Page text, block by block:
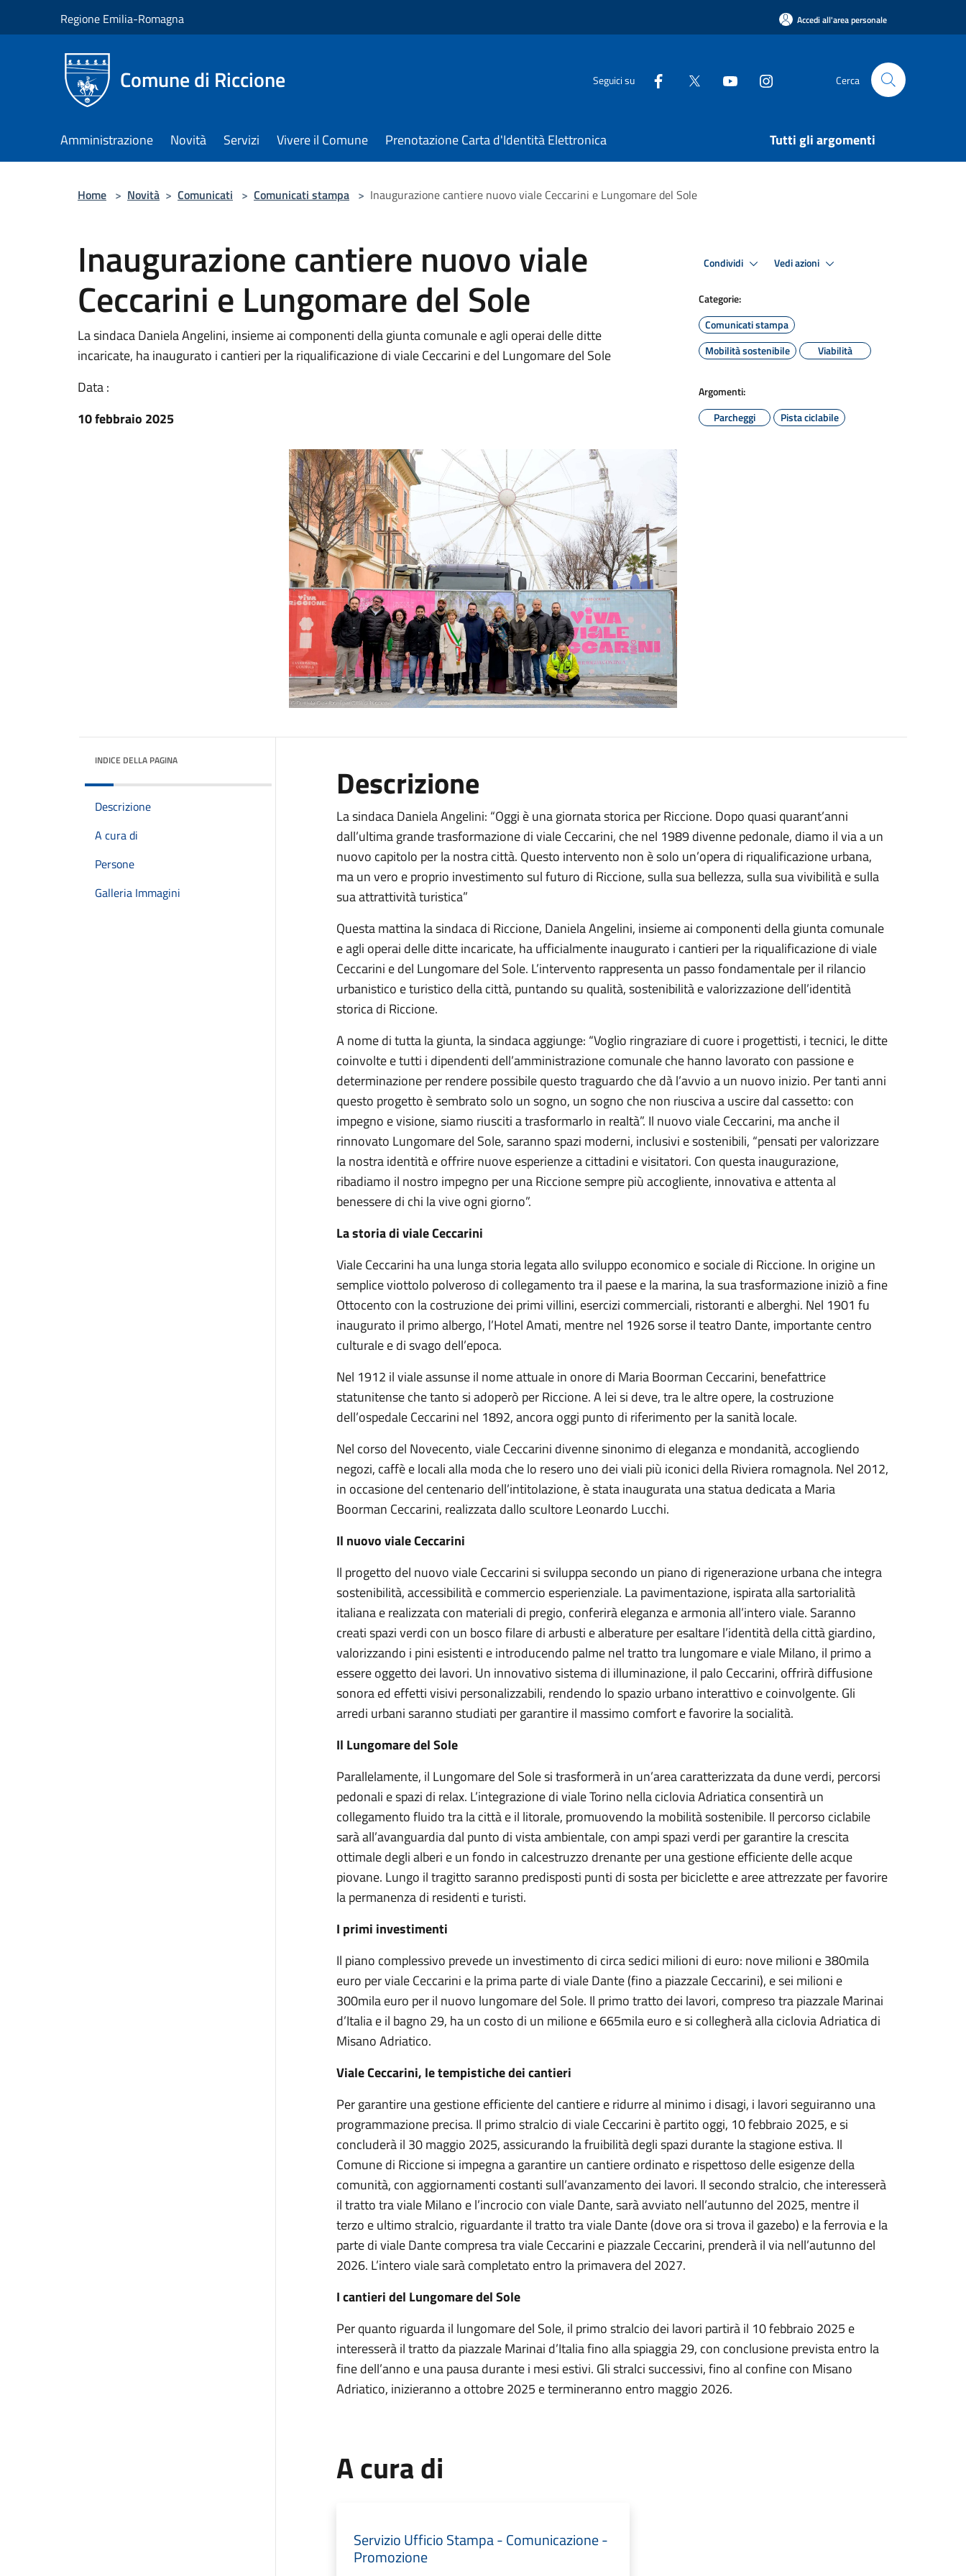
Regione Emilia-Romagna Accedi all'area personale
Comune di Riccione Seguici su Cerca
Amministrazione Novità Servizi Vivere il Comune Prenotazione Carta d'Identità Elettronica Tutti gli argomenti
Home > Novità > Comunicati > Comunicati stampa > Inaugurazione cantiere nuovo viale Ceccarini e Lungomare del Sole
Inaugurazione cantiere nuovo viale
Ceccarini e Lungomare del Sole
La sindaca Daniela Angelini, insieme ai componenti della giunta comunale e agli operai delle ditte
incaricate, ha inaugurato i cantieri per la riqualificazione di viale Ceccarini e del Lungomare del Sole
Data :
10 febbraio 2025
Condividi Vedi azioni
Categorie:
Comunicati stampa
Mobilità sostenibile
Viabilità
Argomenti:
Parcheggi
Pista ciclabile
INDICE DELLA PAGINA
Descrizione
A cura di
Persone
Galleria Immagini
Descrizione
La sindaca Daniela Angelini: “Oggi è una giornata storica per Riccione. Dopo quasi quarant’anni
dall’ultima grande trasformazione di viale Ceccarini, che nel 1989 divenne pedonale, diamo il via a un
nuovo capitolo per la nostra città. Questo intervento non è solo un’opera di riqualificazione urbana,
ma un vero e proprio investimento sul futuro di Riccione, sulla sua bellezza, sulla sua vivibilità e sulla
sua attrattività turistica”
Questa mattina la sindaca di Riccione, Daniela Angelini, insieme ai componenti della giunta comunale
e agli operai delle ditte incaricate, ha ufficialmente inaugurato i cantieri per la riqualificazione di viale
Ceccarini e del Lungomare del Sole. L’intervento rappresenta un passo fondamentale per il rilancio
urbanistico e turistico della città, puntando su qualità, sostenibilità e valorizzazione dell’identità
storica di Riccione.
A nome di tutta la giunta, la sindaca aggiunge: “Voglio ringraziare di cuore i progettisti, i tecnici, le ditte
coinvolte e tutti i dipendenti dell’amministrazione comunale che hanno lavorato con passione e
determinazione per rendere possibile questo traguardo che dà l’avvio a un nuovo inizio. Per tanti anni
questo progetto è sembrato solo un sogno, un sogno che non riusciva a uscire dal cassetto: con
impegno e visione, siamo riusciti a trasformarlo in realtà”. Il nuovo viale Ceccarini, ma anche il
rinnovato Lungomare del Sole, saranno spazi moderni, inclusivi e sostenibili, “pensati per valorizzare
la nostra identità e offrire nuove esperienze a cittadini e visitatori. Con questa inaugurazione,
ribadiamo il nostro impegno per una Riccione sempre più accogliente, innovativa e attenta al
benessere di chi la vive ogni giorno”.
La storia di viale Ceccarini
Viale Ceccarini ha una lunga storia legata allo sviluppo economico e sociale di Riccione. In origine un
semplice viottolo polveroso di collegamento tra il paese e la marina, la sua trasformazione iniziò a fine
Ottocento con la costruzione dei primi villini, esercizi commerciali, ristoranti e alberghi. Nel 1901 fu
inaugurato il primo albergo, l’Hotel Amati, mentre nel 1926 sorse il teatro Dante, importante centro
culturale e di svago dell’epoca.
Nel 1912 il viale assunse il nome attuale in onore di Maria Boorman Ceccarini, benefattrice
statunitense che tanto si adoperò per Riccione. A lei si deve, tra le altre opere, la costruzione
dell’ospedale Ceccarini nel 1892, ancora oggi punto di riferimento per la sanità locale.
Nel corso del Novecento, viale Ceccarini divenne sinonimo di eleganza e mondanità, accogliendo
negozi, caffè e locali alla moda che lo resero uno dei viali più iconici della Riviera romagnola. Nel 2012,
in occasione del centenario dell’intitolazione, è stata inaugurata una statua dedicata a Maria
Boorman Ceccarini, realizzata dallo scultore Leonardo Lucchi.
Il nuovo viale Ceccarini
Il progetto del nuovo viale Ceccarini si sviluppa secondo un piano di rigenerazione urbana che integra
sostenibilità, accessibilità e commercio esperienziale. La pavimentazione, ispirata alla sartorialità
italiana e realizzata con materiali di pregio, conferirà eleganza e armonia all’intero viale. Saranno
creati spazi verdi con un bosco filare di arbusti e alberature per esaltare l’identità della città giardino,
valorizzando i pini esistenti e introducendo palme nel tratto tra lungomare e viale Milano, il primo a
essere oggetto dei lavori. Un innovativo sistema di illuminazione, il palo Ceccarini, offrirà diffusione
sonora ed effetti visivi personalizzabili, rendendo lo spazio urbano interattivo e coinvolgente. Gli
arredi urbani saranno studiati per garantire il massimo comfort e favorire la socialità.
Il Lungomare del Sole
Parallelamente, il Lungomare del Sole si trasformerà in un’area caratterizzata da dune verdi, percorsi
pedonali e spazi di relax. L’integrazione di viale Torino nella ciclovia Adriatica consentirà un
collegamento fluido tra la città e il litorale, promuovendo la mobilità sostenibile. Il percorso ciclabile
sarà all’avanguardia dal punto di vista ambientale, con ampi spazi verdi per garantire la crescita
ottimale degli alberi e un fondo in calcestruzzo drenante per una gestione efficiente delle acque
piovane. Lungo il tragitto saranno predisposti punti di sosta per biciclette e aree attrezzate per favorire
la permanenza di residenti e turisti.
I primi investimenti
Il piano complessivo prevede un investimento di circa sedici milioni di euro: nove milioni e 380mila
euro per viale Ceccarini e la prima parte di viale Dante (fino a piazzale Ceccarini), e sei milioni e
300mila euro per il nuovo lungomare del Sole. Il primo tratto dei lavori, compreso tra piazzale Marinai
d’Italia e il bagno 29, ha un costo di un milione e 665mila euro e si collegherà alla ciclovia Adriatica di
Misano Adriatico.
Viale Ceccarini, le tempistiche dei cantieri
Per garantire una gestione efficiente del cantiere e ridurre al minimo i disagi, i lavori seguiranno una
programmazione precisa. Il primo stralcio di viale Ceccarini è partito oggi, 10 febbraio 2025, e si
concluderà il 30 maggio 2025, assicurando la fruibilità degli spazi durante la stagione estiva. Il
Comune di Riccione si impegna a garantire un cantiere ordinato e rispettoso delle esigenze della
comunità, con aggiornamenti costanti sull’avanzamento dei lavori. Il secondo stralcio, che interesserà
il tratto tra viale Milano e l’incrocio con viale Dante, sarà avviato nell’autunno del 2025, mentre il
terzo e ultimo stralcio, riguardante il tratto tra viale Dante (dove ora si trova il gazebo) e la ferrovia e la
parte di viale Dante compresa tra viale Ceccarini e piazzale Ceccarini, prenderà il via nell’autunno del
2026. L’intero viale sarà completato entro la primavera del 2027.
I cantieri del Lungomare del Sole
Per quanto riguarda il lungomare del Sole, il primo stralcio dei lavori partirà il 10 febbraio 2025 e
interesserà il tratto da piazzale Marinai d’Italia fino alla spiaggia 29, con conclusione prevista entro la
fine dell’anno e una pausa durante i mesi estivi. Gli stralci successivi, fino al confine con Misano
Adriatico, inizieranno a ottobre 2025 e termineranno entro maggio 2026.
A cura di
Servizio Ufficio Stampa - Comunicazione -
Promozione